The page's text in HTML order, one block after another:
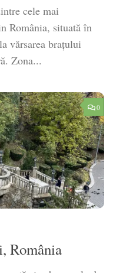
cele mai
România, situată în
vărsarea brațului
Zona...
0
România